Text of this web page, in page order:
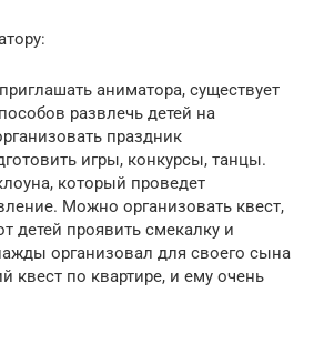
аниматора, существует
развлечь детей на
праздник
игры, конкурсы, танцы.
который проведет
Можно организовать квест,
детей проявить смекалку и
организовал для своего сына
квест по квартире, и ему очень